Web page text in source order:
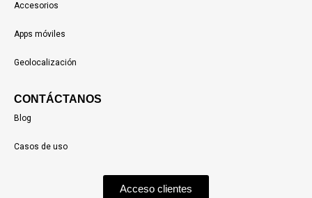
Accesorios
Apps móviles
Geolocalización
CONTÁCTANOS
Blog
Casos de uso
Acceso clientes